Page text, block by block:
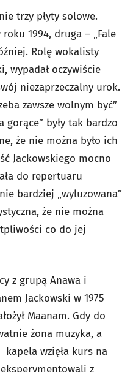
trzy płyty solowe.
roku 1994, druga – „Fale
Rolę wokalisty
wypadał oczywiście
niezaprzeczalny urok.
zawsze wolnym być”
gorące” były tak bardzo
że nie można było ich
Jackowskiego mocno
do repertuaru
bardziej „wyluzowana”
że nie można
co do jej
z grupą Anawa i
Jackowski w 1975
Maanam. Gdy do
żona muzyka, a
kapela wzięła kurs na
z